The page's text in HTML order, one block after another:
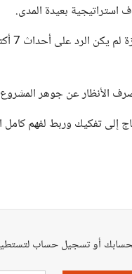
استراتيجية بعيدة المدى.
من
الأنظار عن جوهر المشروع
إلى تفكيك وربط لفهم كامل
أو تسجيل حساب